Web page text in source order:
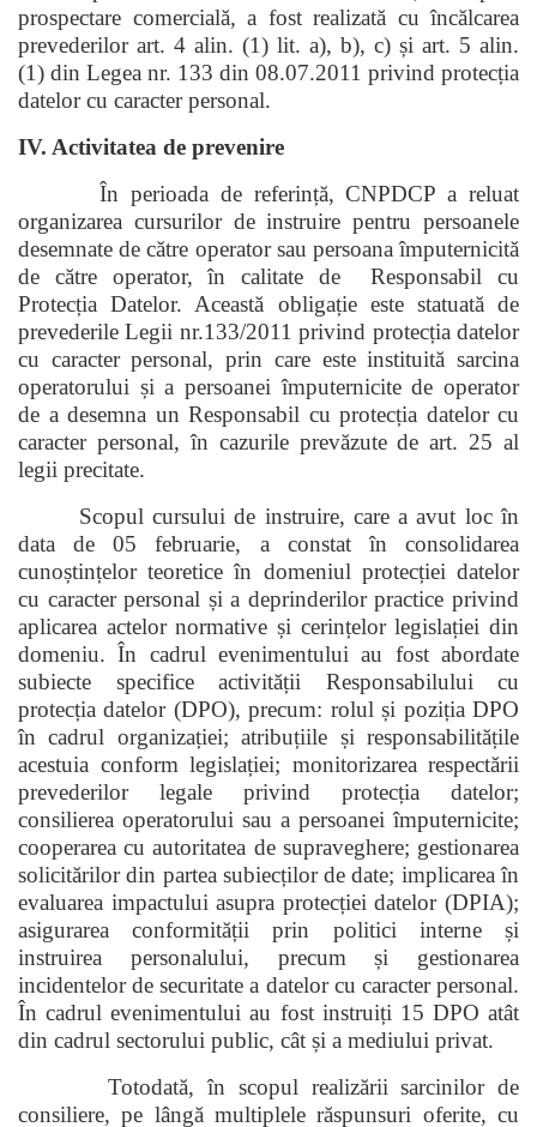
prospectare comercială, a fost realizată cu încălcarea
prevederilor art. 4 alin. (1) lit. a), b), c) și art. 5 alin.
(1) din Legea nr. 133 din 08.07.2011 privind protecția
datelor cu caracter personal.
IV. Activitatea de prevenire
În perioada de referință, CNPDCP a reluat
organizarea cursurilor de instruire pentru persoanele
desemnate de către operator sau persoana împuternicită
de către operator, în calitate de Responsabil cu
Protecția Datelor. Această obligație este statuată de
prevederile Legii nr.133/2011 privind protecția datelor
cu caracter personal, prin care este instituită sarcina
operatorului și a persoanei împuternicite de operator
de a desemna un Responsabil cu protecția datelor cu
caracter personal, în cazurile prevăzute de art. 25 al
legii precitate.
Scopul cursului de instruire, care a avut loc în
data de 05 februarie, a constat în consolidarea
cunoștințelor teoretice în domeniul protecției datelor
cu caracter personal și a deprinderilor practice privind
aplicarea actelor normative și cerințelor legislației din
domeniu. În cadrul evenimentului au fost abordate
subiecte specifice activității Responsabilului cu
protecția datelor (DPO), precum: rolul și poziția DPO
în cadrul organizației; atribuțiile și responsabilitățile
acestuia conform legislației; monitorizarea respectării
prevederilor legale privind protecția datelor;
consilierea operatorului sau a persoanei împuternicite;
cooperarea cu autoritatea de supraveghere; gestionarea
solicitărilor din partea subiecților de date; implicarea în
evaluarea impactului asupra protecției datelor (DPIA);
asigurarea conformității prin politici interne și
instruirea personalului, precum și gestionarea
incidentelor de securitate a datelor cu caracter personal.
În cadrul evenimentului au fost instruiți 15 DPO atât
din cadrul sectorului public, cât și a mediului privat.
Totodată, în scopul realizării sarcinilor de
consiliere, pe lângă multiplele răspunsuri oferite, cu